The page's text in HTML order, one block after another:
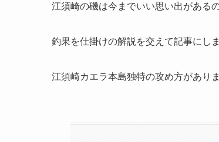
江須崎の磯は今までいい思い出がある
釣果を仕掛けの解説を交えて記事にしま
江須崎カエラ本島独特の攻め方があり